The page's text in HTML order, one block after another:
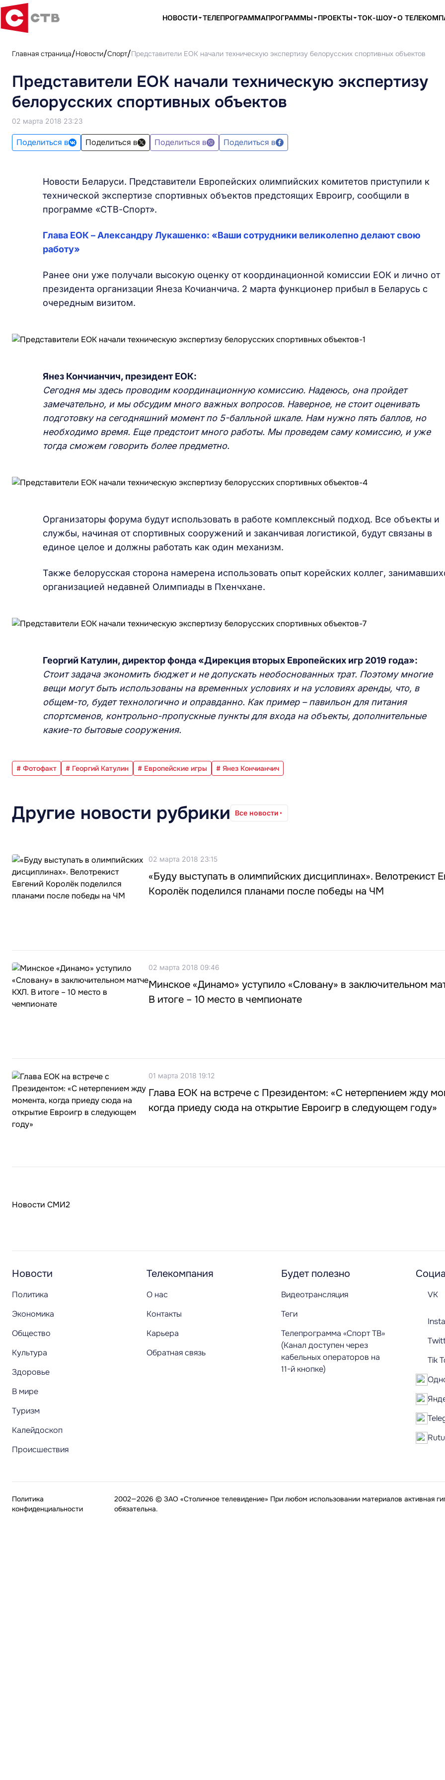
НОВОСТИ ТЕЛЕПРОГРАММАПРОГРАММЫ ПРОЕКТЫ ТОК-ШОУ О
Главная страница Новости Спорт Представители ЕОК начали техническую экспертизу белорусских спортивных объектов
Представители ЕОК начали техническую экспертизу
белорусских спортивных объектов
02 марта 2018 23:23
Поделиться в Поделиться в Поделиться в Поделиться в
Новости Беларуси. Представители Европейских олимпийских комитетов приступили к
технической экспертизе спортивных объектов предстоящих Евроигр, сообщили в
программе «СТВ-Спорт».
Глава ЕОК – Александру Лукашенко: «Ваши сотрудники великолепно делают свою
работу»
Ранее они уже получали высокую оценку от координационной комиссии ЕОК и лично от
президента организации Янеза Кочианчича. 2 марта функционер прибыл в Беларусь с
очередным визитом.
Янез Кончианчич, президент ЕОК:
Сегодня мы здесь проводим координационную комиссию. Надеюсь, она пройдет
замечательно, и мы обсудим много важных вопросов. Наверное, не стоит оценивать
подготовку на сегодняшний момент по 5-балльной шкале. Нам нужно пять баллов, но
необходимо время. Еще предстоит много работы. Мы проведем саму комиссию, и уже
тогда сможем говорить более предметно.
Организаторы форума будут использовать в работе комплексный подход. Все объекты и
службы, начиная от спортивных сооружений и заканчивая логистикой, будут связаны в
единое целое и должны работать как один механизм.
Также белорусская сторона намерена использовать опыт корейских коллег,
организацией недавней Олимпиады в Пхенчхане.
Георгий Катулин, директор фонда «Дирекция вторых Европейских игр 2019 года»:
Стоит задача экономить бюджет и не допускать необоснованных трат. Поэтому многие
вещи могут быть использованы на временных условиях и на условиях аренды, что, в
общем-то, будет технологично и оправданно. Как пример – павильон для питания
спортсменов, контрольно-пропускные пункты для входа на объекты, дополнительные
какие-то бытовые сооружения.
# Фотофакт # Георгий Катулин # Европейские игры # Янез Кончианчич
Другие новости рубрики Все новости
02 марта 2018 23:15
«Буду выступать в олимпийских дисциплинах». Велотрекист
Королёк поделился планами после победы на ЧМ
02 марта 2018 09:46
Минское «Динамо» уступило «Словану» в заключительном
В итоге – 10 место в чемпионате
01 марта 2018 19:12
Глава ЕОК на встрече с Президентом: «С нетерпением жду
когда приеду сюда на открытие Евроигр в следующем году»
Новости СМИ2
Новости
Политика
Экономика
Общество
Культура
Здоровье
В мире
Туризм
Калейдоскоп
Происшествия
Телекомпания
О нас
Контакты
Карьера
Обратная связь
Будет полезно
Видеотрансляция
Теги
Телепрограмма «Спорт ТВ»
(Канал доступен через
кабельных операторов на
11-й кнопке)
VK
Tik
2002—2026 © ЗАО «Столичное телевидение» При любом использовании материалов активная
обязательна.
Политика
конфиденциальности